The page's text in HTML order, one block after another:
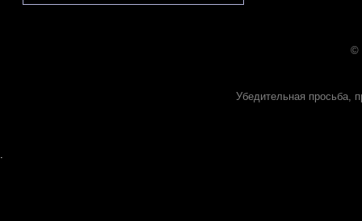
©
Убедительная просьба,
.